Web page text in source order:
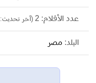
عدد الأفلام: 2 (آخر تحديث:07/05/2022)
البلد: مصر